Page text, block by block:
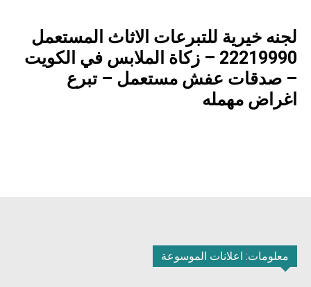
لجنه خيرية للتبرعات الاثاث المستعمل
22219990 – زكاة الملابس في الكويت
– صدقات عفش مستعمل – تبرع
اغراض مهمله
معلومات: اعلانات الموسوعة